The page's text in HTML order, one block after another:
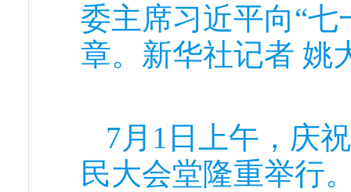
委主席习近平向“七
章。新华社记者 姚
7月1日上午，庆
民大会堂隆重举行